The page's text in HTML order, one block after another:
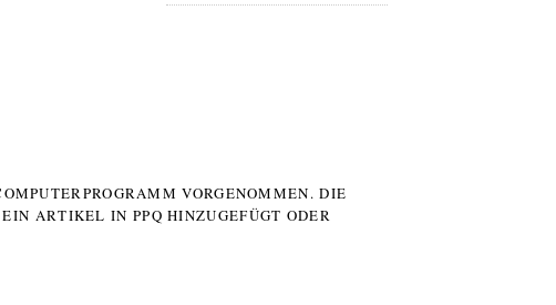
VORGENOMMEN. DIE
ARTIKEL IN PPQ HINZUGEFÜGT ODER